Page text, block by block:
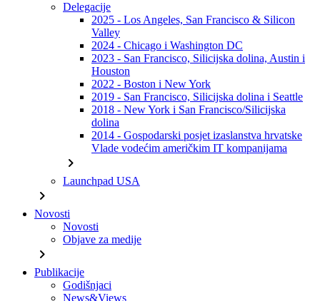
Delegacije
2025 - Los Angeles, San Francisco & Silicon
Valley
2024 - Chicago i Washington DC
2023 - San Francisco, Silicijska dolina, Austin i
Houston
2022 - Boston i New York
2019 - San Francisco, Silicijska dolina i Seattle
2018 - New York i San Francisco/Silicijska
dolina
2014 - Gospodarski posjet izaslanstva hrvatske
Vlade vodećim američkim IT kompanijama
chevron_right
Launchpad USA
chevron_right
Novosti
Novosti
Objave za medije
chevron_right
Publikacije
Godišnjaci
News&Views